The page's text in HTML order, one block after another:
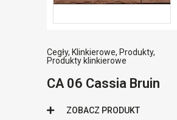
Cegły, Klinkierowe, Produkty,
Produkty klinkierowe
CA 06 Cassia Bruin
ZOBACZ PRODUKT